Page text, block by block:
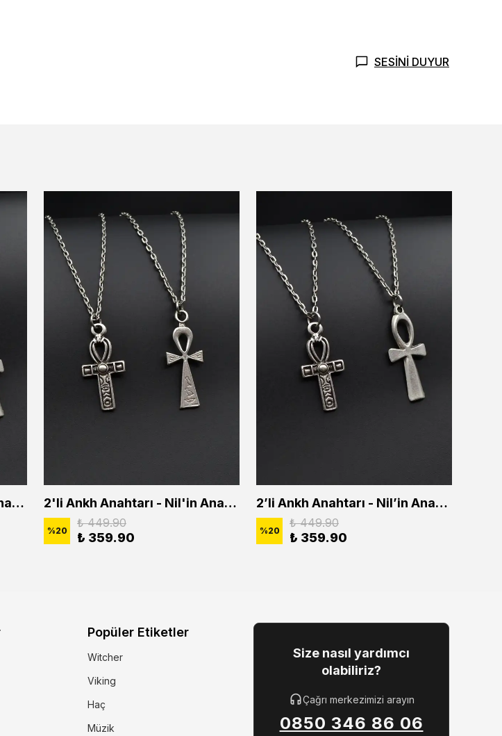
SESİNİ DUYUR
2'li Ankh Anahtarı - Nil'in Anahtarı - Kuru Kafa Erkek Kadın Kolye Seti 2'li Ankh Anahtarı - Nil'in Anahtarı Erkek Kadın Kolye Seti
%20
₺ 449.90
₺ 359.90
2’li Ankh Anahtarı - Nil’in Anahtarı Erkek Kadın Kolye Seti
%20
₺ 449.90
₺ 359.90
Popüler Etiketler
Witcher
Viking
Haç
Müzik
Size nasıl yardımcı
olabiliriz?
Çağrı merkezimizi arayın
0850 346 86 06